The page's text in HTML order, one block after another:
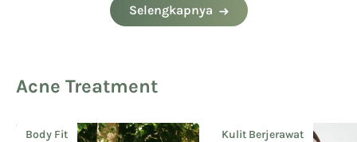
Selengkapnya
Acne Treatment
Body Fit Kulit Berjerawat